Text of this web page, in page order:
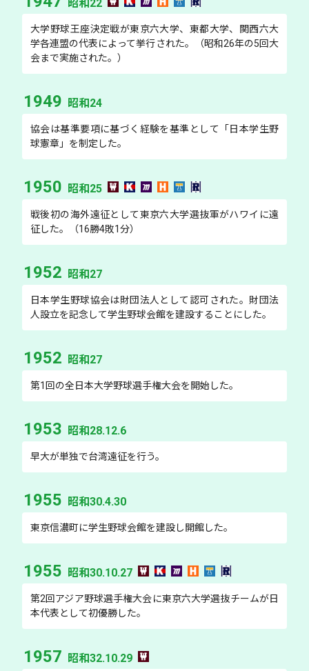
昭和22
大学野球王座決定戦が東京六大学、東都大学、関西六大
学各連盟の代表によって挙行された。（昭和26年の5回大
会まで実施された。）
1949 昭和24
協会は基準要項に基づく経験を基準として「日本学生野
球憲章」を制定した。
1950 昭和25
戦後初の海外遠征として東京六大学選抜軍がハワイに遠
征した。（16勝4敗1分）
1952 昭和27
日本学生野球協会は財団法人として認可された。財団法
人設立を記念して学生野球会館を建設することにした。
1952 昭和27
第1回の全日本大学野球選手権大会を開始した。
1953 昭和28.12.6
早大が単独で台湾遠征を行う。
1955 昭和30.4.30
東京信濃町に学生野球会館を建設し開館した。
1955 昭和30.10.27
第2回アジア野球選手権大会に東京六大学選抜チームが日
本代表として初優勝した。
1957 昭和32.10.29